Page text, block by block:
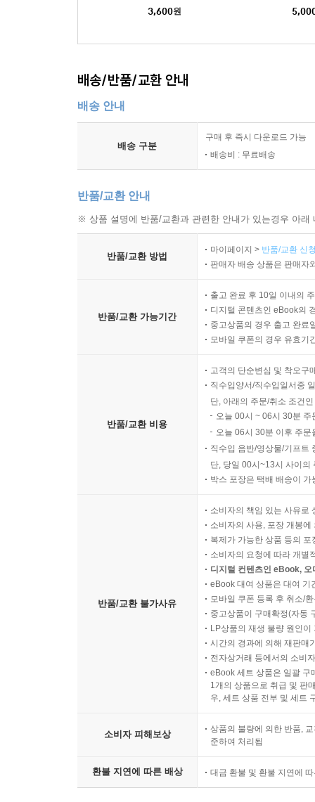
3,600원
배송/반품/교환 안내
배송 안내
배송 구분
구매 후 즉시 다운로드 가능
배송비 : 무료배송
반품/교환 안내
※ 상품 설명에 반품/교환과 관련한 안내가 있는경우 아
반품/교환 방법
마이페이지 > 반품/교환 신
판매자 배송 상품은 판매자
반품/교환 가능기간
출고 완료 후 10일 이내의
디지털 콘텐츠인 eBook의
중고상품의 경우 출고 완료
모바일 쿠폰의 경우 유효기
반품/교환 비용
고객의 단순변심 및 착오구
직수입양서/직수입일서중
단, 아래의 주문/취소 조건
오늘 00시 ~ 06시 30분
오늘 06시 30분 이후 주
직수입 음반/영상물/기프트
단, 당일 00시~13시 사이의
박스 포장은 택배 배송이
반품/교환 불가사유
소비자의 책임 있는 사유로
소비자의 사용, 포장 개봉
복제가 가능한 상품 등의
소비자의 요청에 따라 개별
디지털 컨텐츠인 eBook,
eBook 대여 상품은 대여 기
모바일 쿠폰 등록 후 취소/
중고상품이 구매확정(자동
LP상품의 재생 불량 원인
시간의 경과에 의해 재판매
전자상거래 등에서의 소비
eBook 세트 상품은 일괄 구
1개의 상품으로 취급 및 판
우, 세트 상품 전부 및 세트
소비자 피해보상
상품의 불량에 의한 반품,
준하여 처리됨
환불 지연에 따른 배상 대금 환불 및 환불 지연에